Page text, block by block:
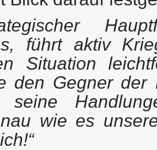
führt aktiv
Situation
den Gegner der
wie es